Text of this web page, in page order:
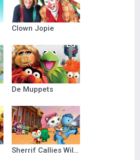
Clown Jopie
De Muppets
Sherrif Callies Wilde Westen